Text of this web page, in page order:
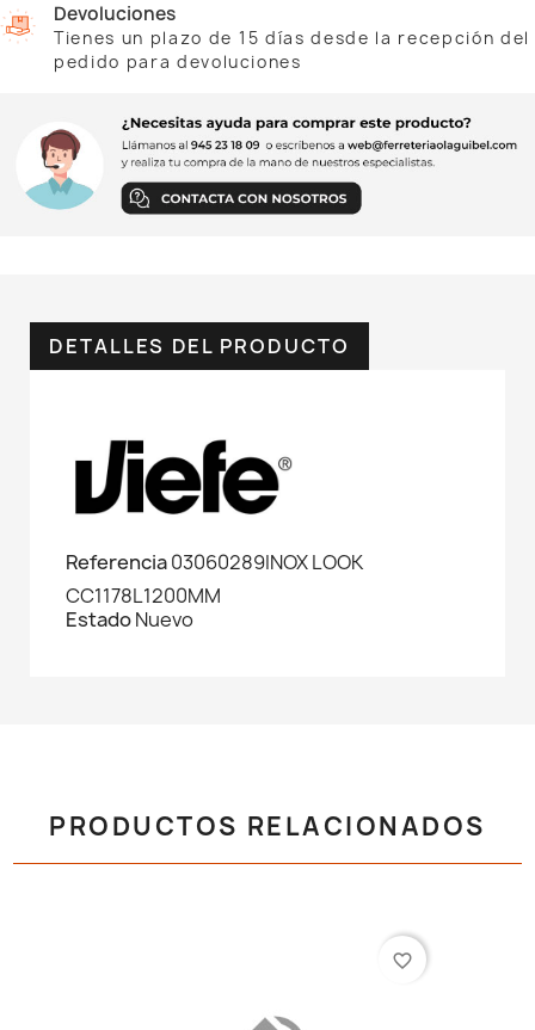
Devoluciones
Tienes un plazo de 15 días desde la recepción del
pedido para devoluciones
DETALLES DEL PRODUCTO
Referencia03060289INOX LOOK
CC1178L1200MM
EstadoNuevo
PRODUCTOS RELACIONADOS
favorite_border